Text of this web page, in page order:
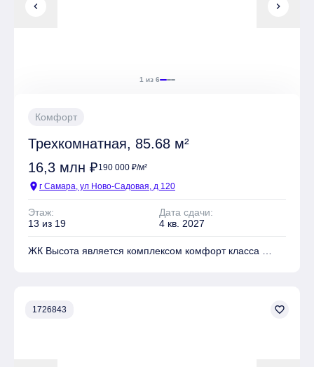
chevron_left chevron_right
1 из 6
Комфорт
Трехкомнатная, 85.68 м²
16,3 млн ₽190 000 ₽/м²
location_on г Самара, ул Ново-Садовая, д 120
Этаж:
13 из 19
Дата сдачи:
4 кв. 2027
ЖК Высота является комплексом комфорт класса
1726843 favorite_border